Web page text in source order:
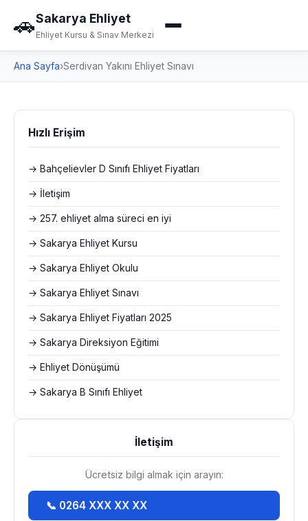
🚗Sakarya Ehliyet
Ehliyet Kursu & Sınav Merkezi
Ana Sayfa›Serdivan Yakını Ehliyet Sınavı
Hızlı Erişim
→ Bahçelievler D Sınıfı Ehliyet Fiyatları
→ İletişim
→ 257. ehliyet alma süreci en iyi
→ Sakarya Ehliyet Kursu
→ Sakarya Ehliyet Okulu
→ Sakarya Ehliyet Sınavı
→ Sakarya Ehliyet Fiyatları 2025
→ Sakarya Direksiyon Eğitimi
→ Ehliyet Dönüşümü
→ Sakarya B Sınıfı Ehliyet
İletişim
Ücretsiz bilgi almak için arayın:
📞 0264 XXX XX XX